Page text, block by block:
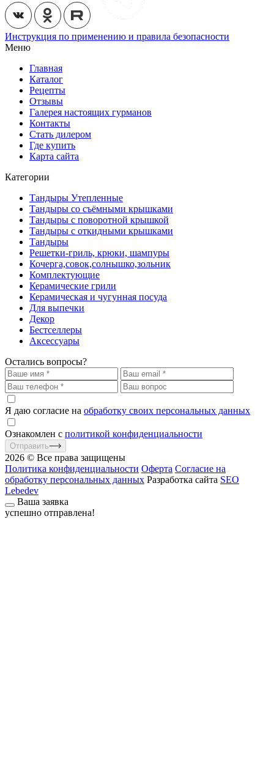
Инструкция по применению и правила безопасности
Меню
Главная
Каталог
Рецепты
Отзывы
Галерея настоящих гурманов
Контакты
Стать дилером
Где купить
Карта сайта
Категории
Тандыры Утепленные
Тандыры со съёмными крышками
Тандыры с поворотной крышкой
Тандыры с откидными крышками
Тандыры
Решетки-гриль, крюки, шампуры
Кочерга,совок,солнышко,зольник
Комплектующие
Керамические грили
Керамическая и чугунная посуда
Для выпечки
Декор
Бестселлеры
Аксессуары
Остались вопросы?
Я даю согласие на обработку своих персональных данных
Ознакомлен с политикой конфиденциальности
Отправить
2026 © Все права защищены
Политика конфиденциальности Оферта Согласие на
обработку персональных данных Разработка сайта SEO
Lebedev
Ваша заявка
успешно отправлена!